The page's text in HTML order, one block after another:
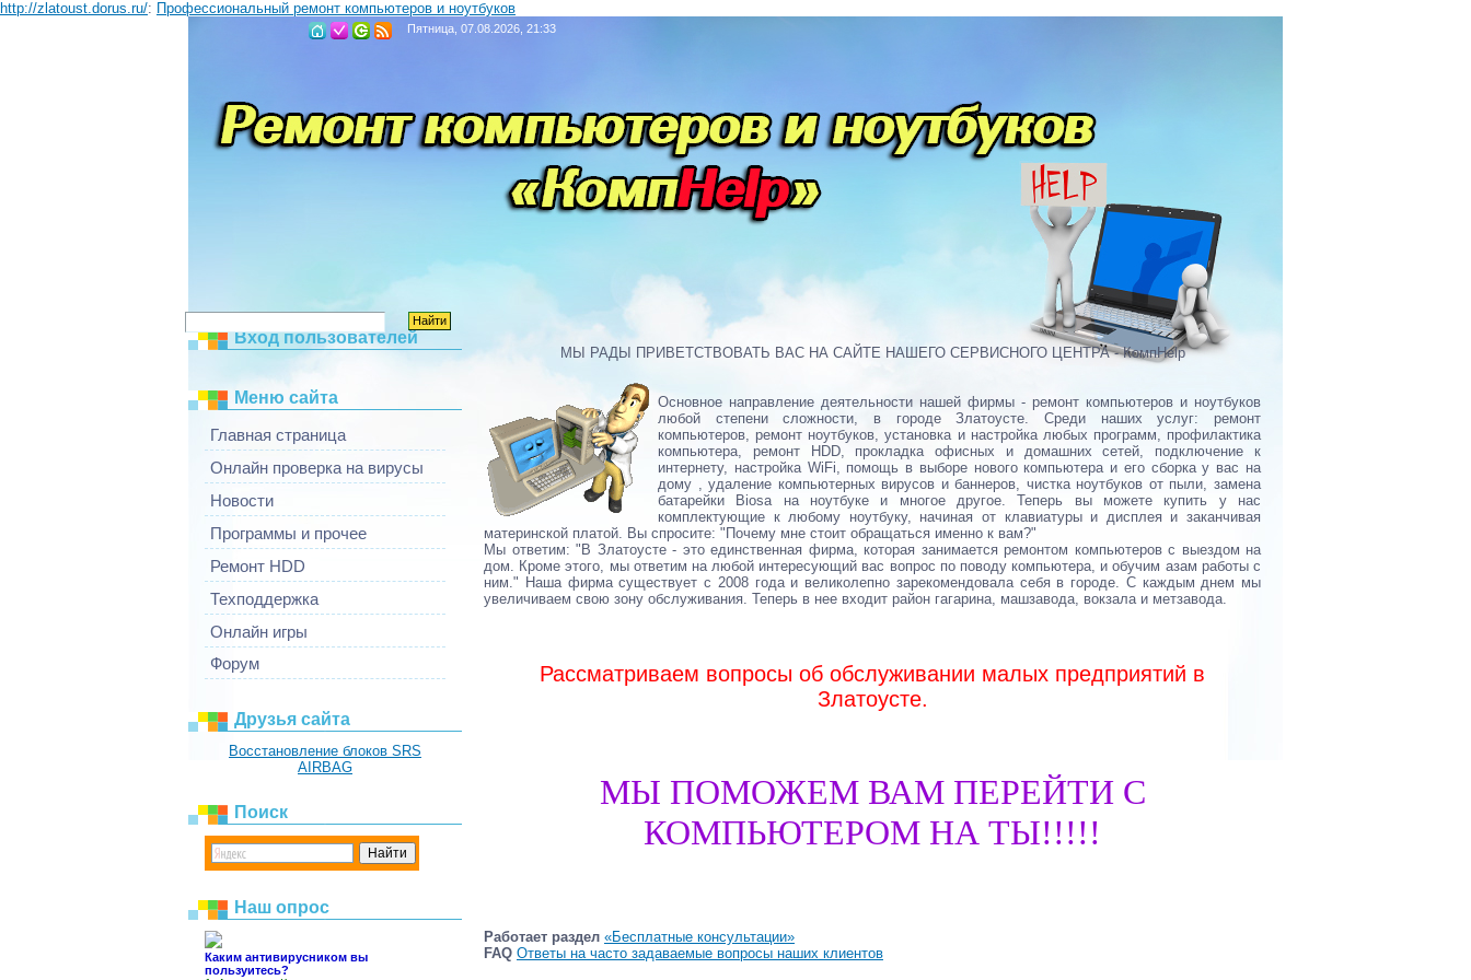
http://zlatoust.dorus.ru/: Профессиональный ремонт компьютеров и ноутбуков
Пятница, 07.08.2026, 21:33
Вход пользователей
Меню сайта
Главная страница
Онлайн проверка на вирусы
Новости
Программы и прочее
Ремонт HDD
Техподдержка
Онлайн игры
Форум
Друзья сайта
Восстановление блоков SRS
AIRBAG
Поиск
Наш опрос
Каким антивирусником вы
пользуитесь?
МЫ РАДЫ ПРИВЕТСТВОВАТЬ ВАС НА САЙТЕ НАШЕГО СЕРВИСНОГО ЦЕНТРА - КомпHelp
Основное направление деятельности нашей фирмы - ремонт компьютеров и ноутбуков
любой степени сложности, в городе Златоусте. Среди наших услуг: ремонт
компьютеров, ремонт ноутбуков, установка и настройка любых программ, профилактика
компьютера, ремонт HDD, прокладка офисных и домашних сетей, подключение к
интернету, настройка WiFi, помощь в выборе нового компьютера и его сборка у вас на
дому , удаление компьютерных вирусов и баннеров, чистка ноутбуков от пыли, замена
батарейки Biosа на ноутбуке и многое другое. Теперь вы можете купить у нас
комплектующие к любому ноутбуку, начиная от клавиатуры и дисплея и заканчивая
материнской платой. Вы спросите: "Почему мне стоит обращаться именно к вам?"
Мы ответим: "В Златоусте - это единственная фирма, которая занимается ремонтом компьютеров с выездом на
дом. Кроме этого, мы ответим на любой интересующий вас вопрос по поводу компьютера, и обучим азам работы с
ним." Наша фирма существует с 2008 года и великолепно зарекомендовала себя в городе. С каждым днем мы
увеличиваем свою зону обслуживания. Теперь в нее входит район гагарина, машзавода, вокзала и метзавода.
Рассматриваем вопросы об обслуживании малых предприятий в
Златоусте.
МЫ ПОМОЖЕМ ВАМ ПЕРЕЙТИ С
КОМПЬЮТЕРОМ НА ТЫ!!!!!
Работает раздел «Бесплатные консультации»
FAQ Ответы на часто задаваемые вопросы наших клиентов